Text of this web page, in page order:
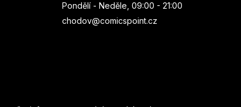
Pondělí - Neděle, 09:00 - 21:00
chodov@comicspoint.cz